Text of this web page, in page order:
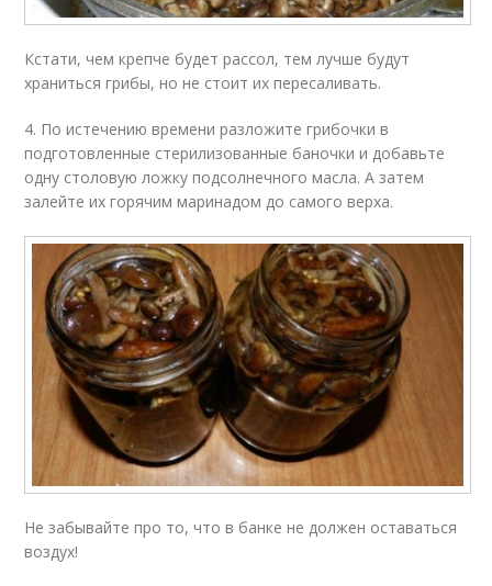
Кстати, чем крепче будет рассол, тем лучше будут
храниться грибы, но не стоит их пересаливать.
4. По истечению времени разложите грибочки в
подготовленные стерилизованные баночки и добавьте
одну столовую ложку подсолнечного масла. А затем
залейте их горячим маринадом до самого верха.
Не забывайте про то, что в банке не должен оставаться
воздух!